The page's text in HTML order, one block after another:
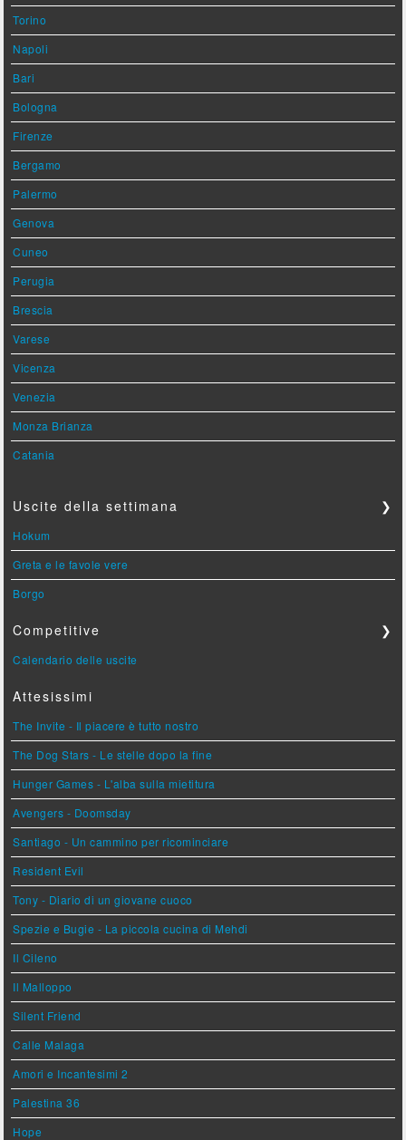
Torino
Napoli
Bari
Bologna
Firenze
Bergamo
Palermo
Genova
Cuneo
Perugia
Brescia
Varese
Vicenza
Venezia
Monza Brianza
Catania
Uscite della settimana ❯
Hokum
Greta e le favole vere
Borgo
Competitive ❯
Calendario delle uscite
Attesissimi
The Invite - Il piacere è tutto nostro
The Dog Stars - Le stelle dopo la fine
Hunger Games - L'alba sulla mietitura
Avengers - Doomsday
Santiago - Un cammino per ricominciare
Resident Evil
Tony - Diario di un giovane cuoco
Spezie e Bugie - La piccola cucina di Mehdi
Il Cileno
Il Malloppo
Silent Friend
Calle Malaga
Amori e Incantesimi 2
Palestina 36
Hope